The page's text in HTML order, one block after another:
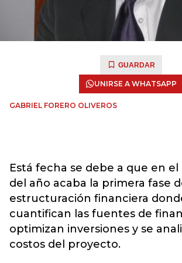
GUARDAR
UNIRSE A WHATSAPP
GABRIEL FORERO OLIVEROS
Está fecha se debe a que en
del año acaba la primera fase
estructuración financiera
cuantifican las fuentes de
optimizan inversiones y se
costos del proyecto.